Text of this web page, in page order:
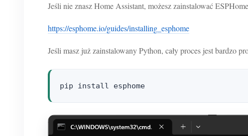
Jeśli nie znasz Home Assistant, możesz zainstalować
https://esphome.io/guides/installing_esphome
Jeśli masz już zainstalowany Python, cały proces jest bardzo